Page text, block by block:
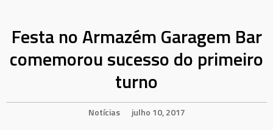
Festa no Armazém Garagem Bar
comemorou sucesso do primeiro
turno
Notícias julho 10, 2017